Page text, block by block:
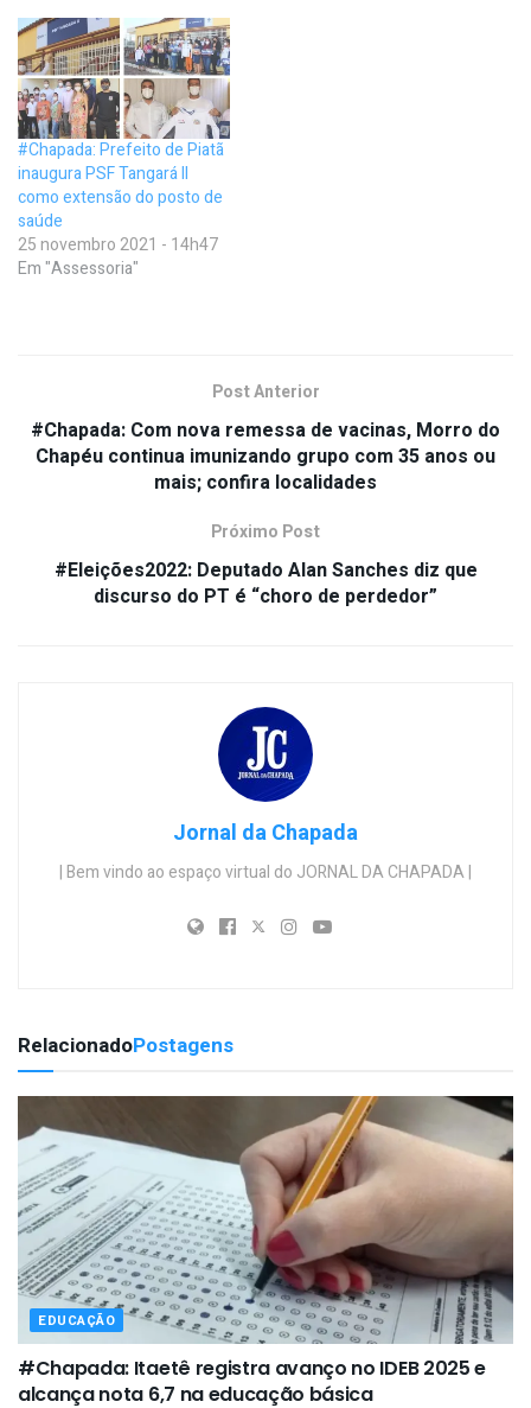
#Chapada: Prefeito de Piatã
inaugura PSF Tangará II
como extensão do posto de
saúde
25 novembro 2021 - 14h47
Em "Assessoria"
Post Anterior
#Chapada: Com nova remessa de vacinas, Morro do
Chapéu continua imunizando grupo com 35 anos ou
mais; confira localidades
Próximo Post
#Eleições2022: Deputado Alan Sanches diz que
discurso do PT é “choro de perdedor”
Jornal da Chapada
| Bem vindo ao espaço virtual do JORNAL DA CHAPADA |
RelacionadoPostagens
EDUCAÇÃO
#Chapada: Itaetê registra avanço no IDEB 2025 e
alcança nota 6,7 na educação básica